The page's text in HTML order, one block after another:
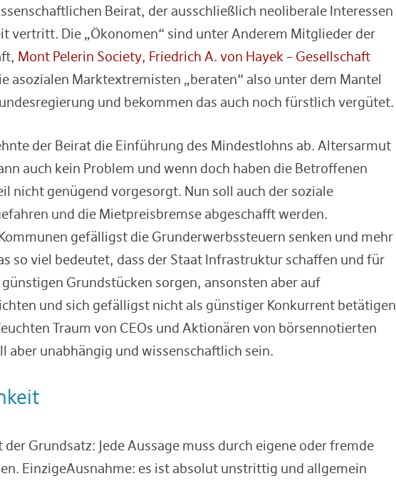
Beirat, der ausschließlich neoliberale Interessen
vertritt. Die „Ökonomen“ sind unter Anderem Mitglieder der
Mont Pelerin Society, Friedrich A. von Hayek – Gesellschaft
asozialen Marktextremisten „beraten“ also unter dem Mantel
und bekommen das auch noch fürstlich vergütet.
der Beirat die Einführung des Mindestlohns ab. Altersarmut
auch kein Problem und wenn doch haben die Betroffenen
nicht genügend vorgesorgt. Nun soll auch der soziale
und die Mietpreisbremse abgeschafft werden.
gefälligst die Grunderwerbssteuern senken und mehr
so viel bedeutet, dass der Staat Infrastruktur schaffen und für
Grundstücken sorgen, ansonsten aber auf
und sich gefälligst nicht als günstiger Konkurrent betätigen
Traum von CEOs und Aktionären von börsennotierten
aber unabhängig und wissenschaftlich sein.
Grundsatz: Jede Aussage muss durch eigene oder fremde
EinzigeAusnahme: es ist absolut unstrittig und allgemein